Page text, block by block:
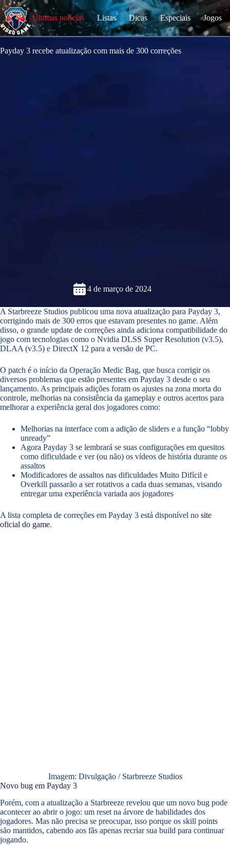
k
i
p
o
Últimas notícias Listas Dicas Especiais Jogos
Payday 3 recebe atualização com mais de 300 correções
4 de março de 2024
A Starbreeze Studios publicou uma nova atualização para Payday 3,
corrigindo mais de 300 erros que estavam presentes no game. Além
disso, o grande update de correções ainda adiciona compatibilidade do
jogo com tecnologias como o Nvidia DLSS Super Resolution (v3.5),
DLAA (v3.5) e DirectX 12 para a versão de PC.
O patch é o início da Operação Medic Bag, que busca corrigir os
diversos problemas que estão presentes em Payday 3 desde o seu
lançamento. As principais adições foram os ajustes na zona morta do
controle, melhorias na consistência da gameplay e outros acertos para
melhorar a experiência geral dos jogadores como:
Melhorias na interface com a adição de sliders e a função “lobby
unready”
Agora Payday 3 se lembrará se suas configurações em quesitos
como dificuldade e ver (ou não) os vídeos de história durante os
assaltos
Modificadores de assaltos nas dificuldades Muito Difícil e
Overkill passarão a ser rotativos a cada duas semanas, visando
entregar uma experiência variada aos jogadores
A lista completa de correções em Payday 3 está disponível no site
oficial do game.
Imagem: Divulgação / Starbreeze Studios
Novo bug em Payday 3
Porém, com a atualização a Starbreeze revelou que um novo bug pode
acontecer ao abrir o jogo: um reset na árvore de habilidades dos
jogadores. Mas não precisa se preocupar, isso porque os skill points
são mantidos, cabendo aos fãs apenas recriar sua build para continuar
jogando.